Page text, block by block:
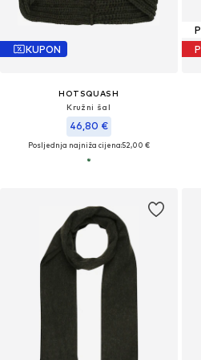
KUPON
HOTSQUASH
Kružni šal
46,80 €
Posljednja najniža cijena:52,00 €